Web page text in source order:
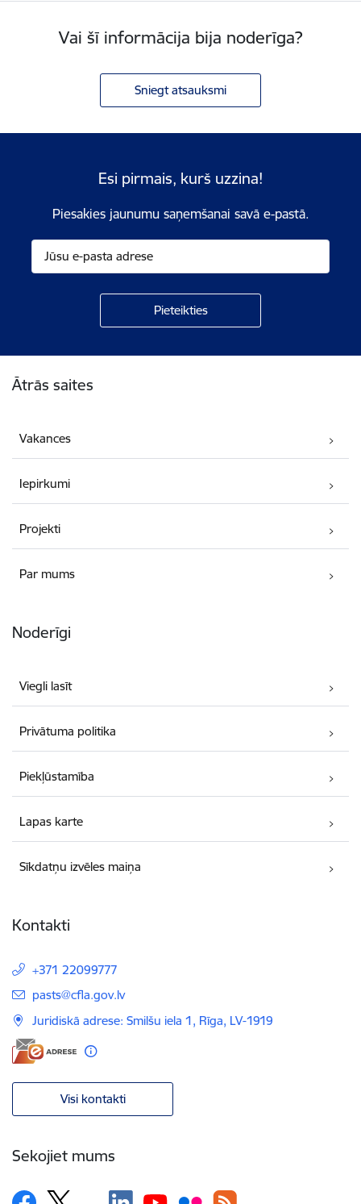
Vai šī informācija bija noderīga?
Sniegt atsauksmi
Esi pirmais, kurš uzzina!
Piesakies jaunumu saņemšanai savā e-pastā.
Ātrās saites
Vakances
Iepirkumi
Projekti
Par mums
Noderīgi
Viegli lasīt
Privātuma politika
Piekļūstamība
Lapas karte
Sīkdatņu izvēles maiņa
Kontakti
+371 22099777
E-pasts:
pasts@cfla.gov.lv
Juridiskā adrese: Smilšu iela 1, Rīga, LV-1919
Visi kontakti
Sekojiet mums